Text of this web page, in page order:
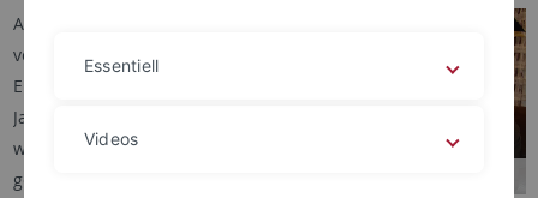
Am 18. Dezember 2021
verstarb Professor Dr. Wolf
Engels im Alter von 86 in
Jahren in Tübingen. Engels
wurde 1935 in Halle/Saale
geboren. Die ersten
Essentiell
Videos